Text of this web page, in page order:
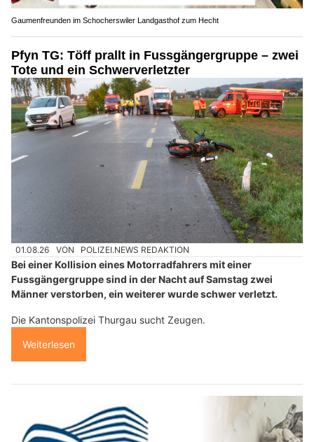
Gaumenfreunden im Schocherswiler Landgasthof zum Hecht
Pfyn TG: Töff prallt in Fussgängergruppe – zwei
Tote und ein Schwerverletzter
01.08.26 VON POLIZEI.NEWS REDAKTION
Bei einer Kollision eines Motorradfahrers mit einer
Fussgängergruppe sind in der Nacht auf Samstag zwei
Männer verstorben, ein weiterer wurde schwer verletzt.
Die Kantonspolizei Thurgau sucht Zeugen.
Weiterlesen